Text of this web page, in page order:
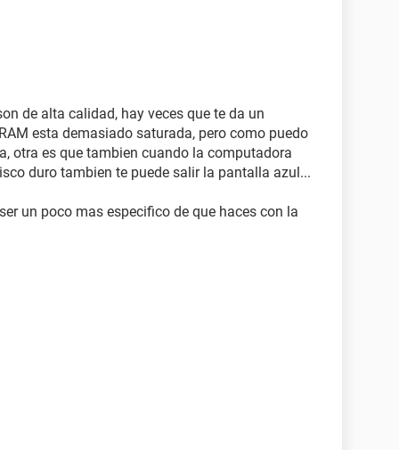
de alta calidad, hay veces que te da un
esta demasiado saturada, pero como puedo
otra es que tambien cuando la computadora
duro tambien te puede salir la pantalla azul...
un poco mas especifico de que haces con la